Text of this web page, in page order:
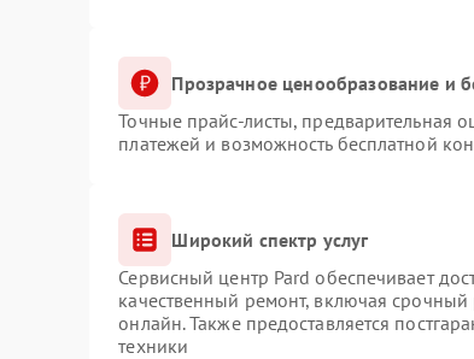
Прозрачное ценообразование и
Точные прайс-листы, предварительная
платежей и возможность бесплатной
Широкий спектр услуг
Сервисный центр Pard обеспечивает
качественный ремонт, включая срочный
онлайн. Также предоставляется
техники